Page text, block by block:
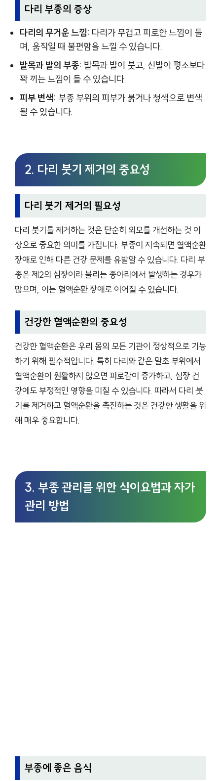
다리 부종의 증상
다리의 무거운 느낌: 다리가 무겁고 피로한 느낌이 들
며, 움직일 때 불편함을 느낄 수 있습니다.
발목과 발의 부종: 발목과 발이 붓고, 신발이 평소보다
꽉 끼는 느낌이 들 수 있습니다.
피부 변색: 부종 부위의 피부가 붉거나 청색으로 변색
될 수 있습니다.
2. 다리 붓기 제거의 중요성
다리 붓기 제거의 필요성
다리 붓기를 제거하는 것은 단순히 외모를 개선하는 것 이
상으로 중요한 의미를 가집니다. 부종이 지속되면 혈액순환
장애로 인해 다른 건강 문제를 유발할 수 있습니다. 다리 부
종은 제2의 심장이라 불리는 종아리에서 발생하는 경우가
많으며, 이는 혈액순환 장애로 이어질 수 있습니다.
건강한 혈액순환의 중요성
건강한 혈액순환은 우리 몸의 모든 기관이 정상적으로 기능
하기 위해 필수적입니다. 특히 다리와 같은 말초 부위에서
혈액순환이 원활하지 않으면 피로감이 증가하고, 심장 건
강에도 부정적인 영향을 미칠 수 있습니다. 따라서 다리 붓
기를 제거하고 혈액순환을 촉진하는 것은 건강한 생활을 위
해 매우 중요합니다.
3. 부종 관리를 위한 식이요법과 자가
관리 방법
부종에 좋은 음식